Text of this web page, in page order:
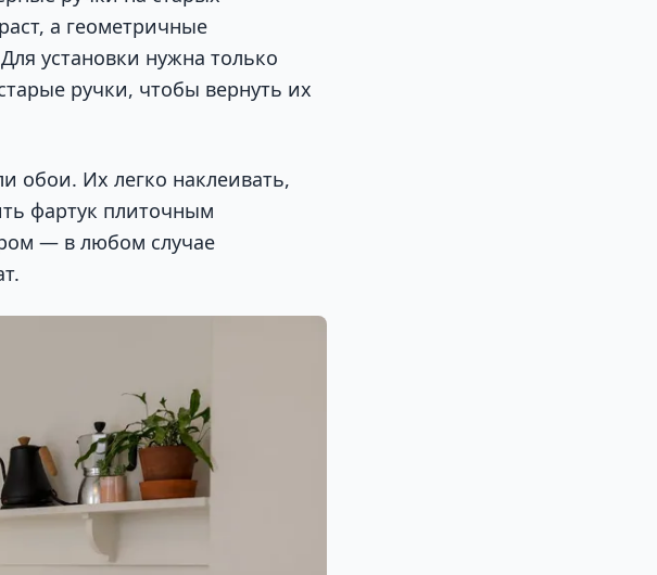
а геометричные
установки нужна только
ручки, чтобы вернуть их
обои. Их легко наклеивать,
фартук плиточным
— в любом случае